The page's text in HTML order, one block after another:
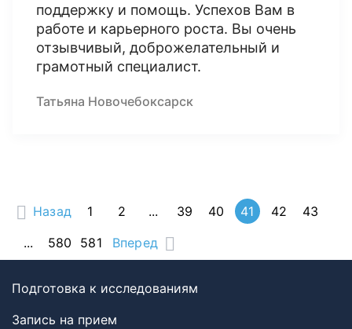
поддержку и помощь. Успехов Вам в
работе и карьерного роста. Вы очень
отзывчивый, доброжелательный и
грамотный специалист.
Татьяна Новочебоксарск
Назад 1 2 ... 39 40 41 42
43
...
580 581 Вперед
Подготовка к исследованиям
Запись на прием